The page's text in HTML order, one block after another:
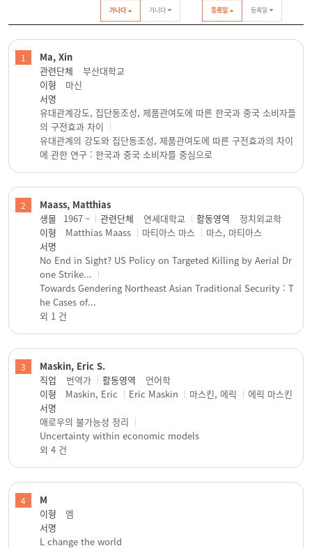
등록일 등록일
가나다 가나다
1
Ma, Xin
관련단체
부산대학교
이형
마신
서명
유대관계강도, 집단동조성, 제품관여도에 따른 한국과 중국 소비자들
의 구전효과 차이
유대관계의 강도와 집단동조성, 제품관여도에 따른 구전효과의 차이
에 관한 연구 : 한국과 중국 소비자를 중심으로
2
Maass, Matthias
생몰 1967 ~ 관련단체 연세대학교 활동영역
정치외교학
이형
Matthias Maass 마티아스 마스
마스, 마티아스
서명
No End in Sight? US Policy on Targeted Killing by Aerial Dr
one Strike...
Towards Gendering Northeast Asian Traditional Security : T
he Cases of...
외 1 건
3
Maskin, Eric S.
직업
번역가 활동영역
언어학
이형
Maskin, Eric Eric Maskin 마스킨, 에릭
에릭 마스킨
서명
애로우의 불가능성 정리
Uncertainty within economic models
외 4 건
4
M
이형
엠
서명
L change the world